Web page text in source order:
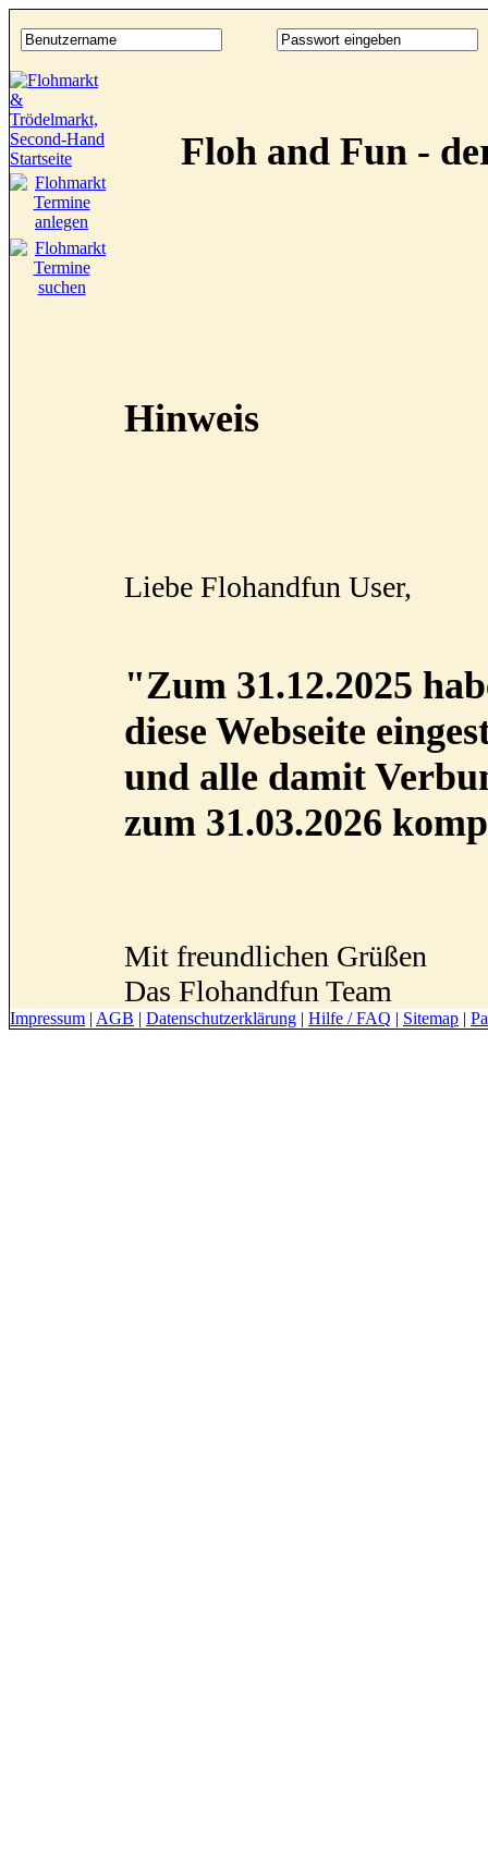
Floh and Fun -
Hinweis
Liebe Flohandfun User,
"Zum 31.12.2025
diese Webseite
und alle damit
zum 31.03.2026
Mit freundlichen Grüßen
Das Flohandfun Team
Impressum | AGB | Datenschutzerklärung | Hilfe / FAQ | Sitemap |